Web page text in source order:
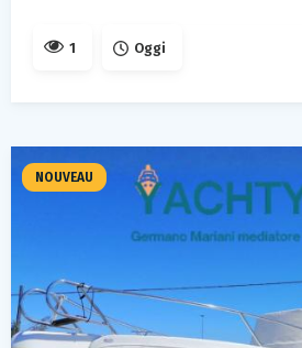
1 Oggi
NOUVEAU